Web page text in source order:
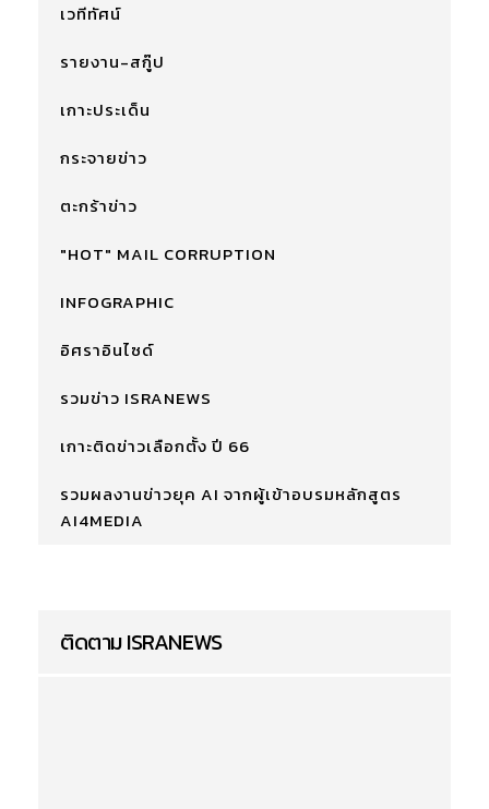
เวทีทัศน์
รายงาน-สกู๊ป
เกาะประเด็น
กระจายข่าว
ตะกร้าข่าว
"HOT" MAIL CORRUPTION
INFOGRAPHIC
อิศราอินไซด์
รวมข่าว ISRANEWS
เกาะติดข่าวเลือกตั้ง ปี 66
รวมผลงานข่าวยุค AI จากผู้เข้าอบรมหลักสูตร
AI4MEDIA
ติดตาม ISRANEWS